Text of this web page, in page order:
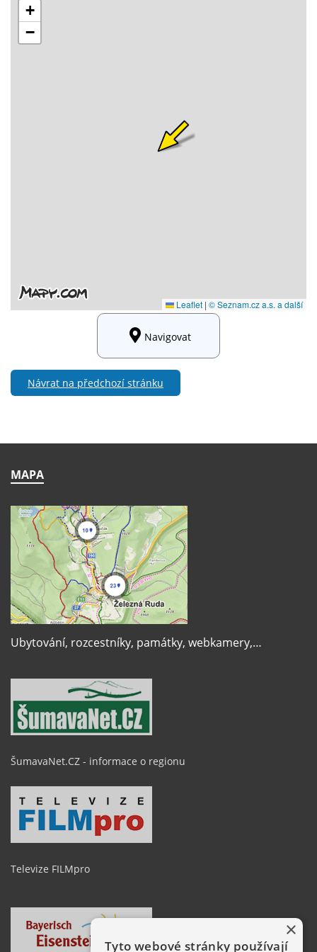
Navigovat
Návrat na předchozí stránku
MAPA
Ubytování, rozcestníky, památky, webkamery,…
ŠumavaNet.CZ - informace o regionu
Televize FILMpro
×
Tyto webové stránky používají